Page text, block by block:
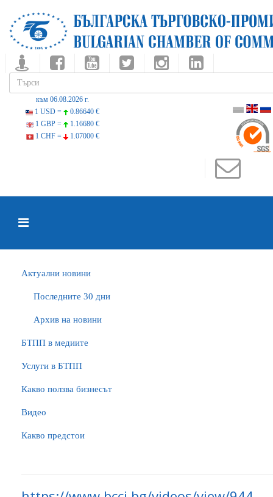
към 06.08.2026 г.
1 USD =
0.86640 €
1 GBP =
1.16680 €
1 CHF =
1.07000 €
Актуални новини
Последните 30 дни
Архив на новини
БTПП в медиите
Услуги в БТПП
Какво ползва бизнесът
Видео
Какво предстои